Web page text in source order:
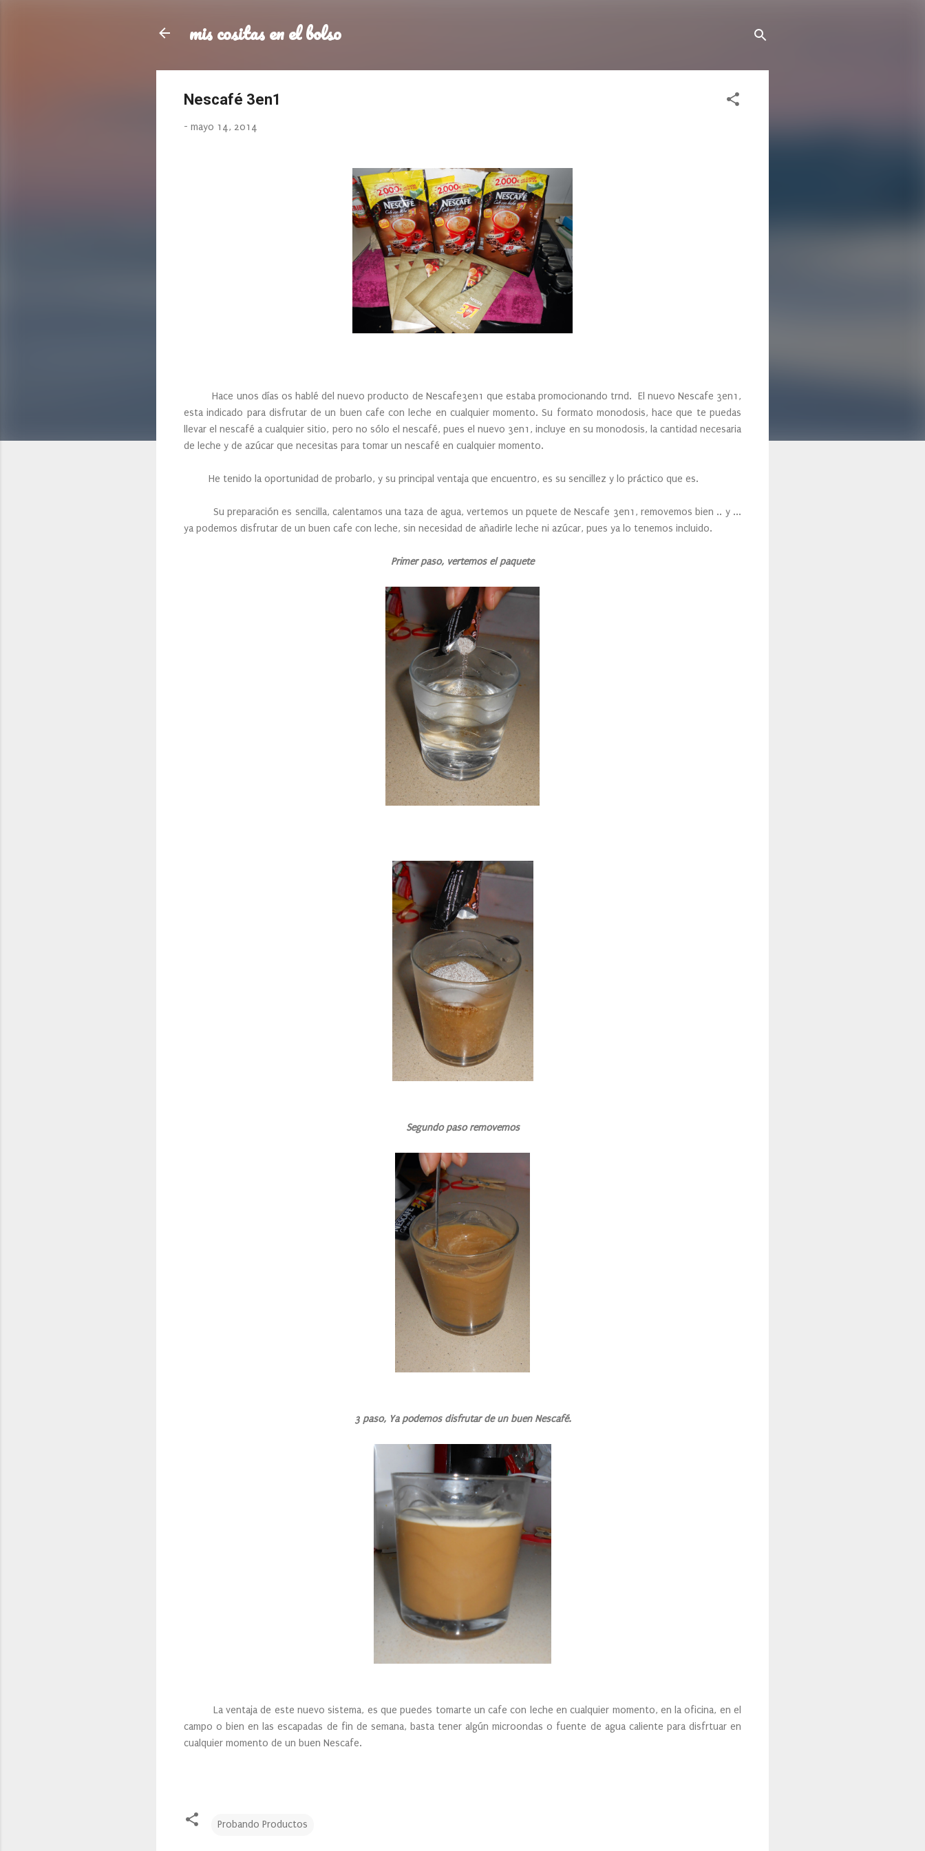
mis cositas en el bolso
Nescafé 3en1
- mayo 14, 2014
Hace unos días os hablé del nuevo producto de Nescafe3en1 que estaba promocionando trnd. El nuevo Nescafe 3en1,
esta indicado para disfrutar de un buen cafe con leche en cualquier momento. Su formato monodosis, hace que te puedas
llevar el nescafé a cualquier sitio, pero no sólo el nescafé, pues el nuevo 3en1, incluye en su monodosis, la cantidad necesaria
de leche y de azúcar que necesitas para tomar un nescafé en cualquier momento.
He tenido la oportunidad de probarlo, y su principal ventaja que encuentro, es su sencillez y lo práctico que es.
Su preparación es sencilla, calentamos una taza de agua, vertemos un pquete de Nescafe 3en1, removemos bien .. y ...
ya podemos disfrutar de un buen cafe con leche, sin necesidad de añadirle leche ni azúcar, pues ya lo tenemos incluido.
Primer paso, vertemos el paquete
Segundo paso removemos
3 paso, Ya podemos disfrutar de un buen Nescafé.
La ventaja de este nuevo sistema, es que puedes tomarte un cafe con leche en cualquier momento, en la oficina, en el
campo o bien en las escapadas de fin de semana, basta tener algún microondas o fuente de agua caliente para disfrtuar en
cualquier momento de un buen Nescafe.
Probando Productos